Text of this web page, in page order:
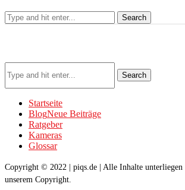
Search
Search
Startseite
BlogNeue Beiträge
Ratgeber
Kameras
Glossar
Copyright © 2022 | piqs.de | Alle Inhalte unterliegen
unserem Copyright.